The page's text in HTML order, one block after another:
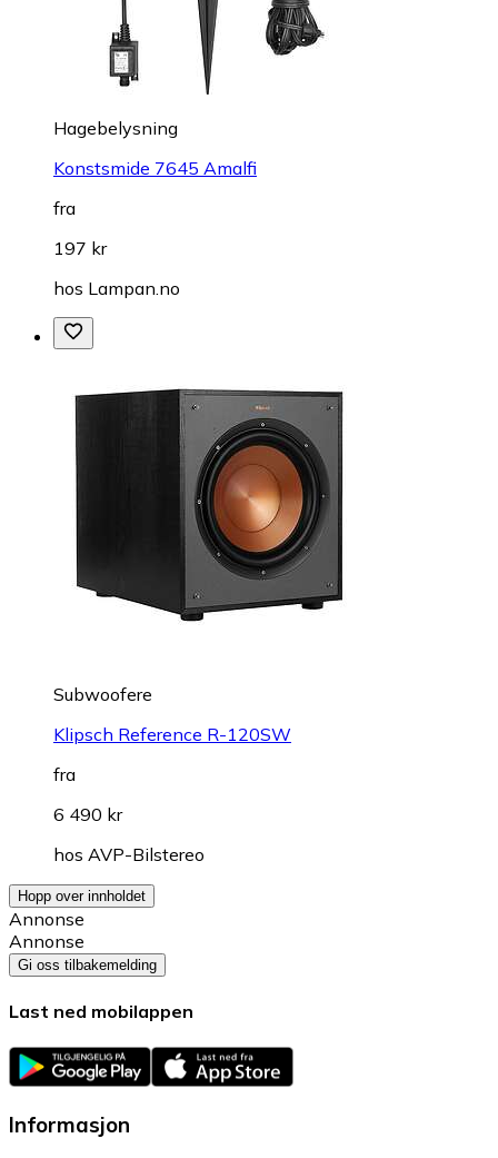
Hagebelysning
Konstsmide 7645 Amalfi
fra
197 kr
hos Lampan.no
Subwoofere
Klipsch Reference R-120SW
fra
6 490 kr
hos AVP-Bilstereo
Hopp over innholdet
Annonse
Annonse
Gi oss tilbakemelding
Last ned mobilappen
Informasjon